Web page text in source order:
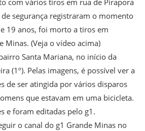
com vários tiros em rua de Pirapora
de segurança registraram o momento
19 anos, foi morto a tiros em
Minas. (Veja o vídeo acima)
Santa Mariana, no início da
(1º). Pelas imagens, é possível ver a
de ser atingida por vários disparos
que estavam em uma bicicleta.
e foram editadas pelo g1.
o canal do g1 Grande Minas no